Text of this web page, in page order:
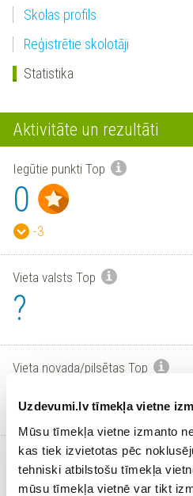
Uzdevumi.lv tīmekļa vietne
Mūsu tīmekļa vietne izmanto
kas tiek izvietotas pēc
tehniski atbilstošu tīmekļa
mūsu tīmekļa vietnē var tikt
Skolas profils
Reģistrētie skolotāji
Statistika
Aktivitāte un rezultāti
Iegūtie punkti Top
0
-3
Vieta valsts Top
?
Vieta novada/pilsētas Top
?
Aktīvi skolēni